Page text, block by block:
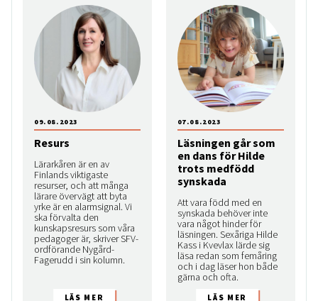
Resurs
Lärarkåren är en av
Finlands viktigaste
resurser, och att många
lärare övervägt att byta
yrke är en alarmsignal. Vi
ska förvalta den
kunskapsresurs som våra
pedagoger är, skriver SFV-
ordförande Nygård-
Fagerudd i sin kolumn.
09.08.2023
Läsningen går som
en dans för Hilde
trots medfödd
synskada
Att vara född med en
synskada behöver inte
vara något hinder för
läsningen. Sexåriga Hilde
Kass i Kvevlax lärde sig
läsa redan som femåring
och i dag läser hon både
gärna och ofta.
07.08.2023